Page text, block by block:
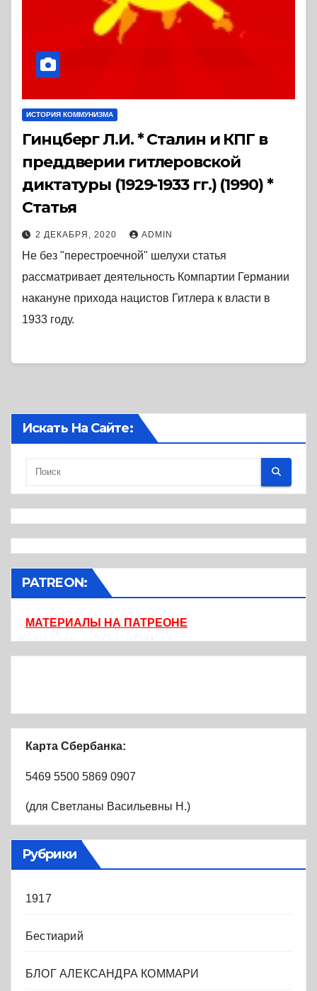
ИСТОРИЯ КОММУНИЗМА
Гинцберг Л.И. * Сталин и КПГ в
преддверии гитлеровской
диктатуры (1929-1933 гг.) (1990) *
Статья
2 ДЕКАБРЯ, 2020 ADMIN
Не без "перестроечной" шелухи статья
рассматривает деятельность Компартии Германии
накануне прихода нацистов Гитлера к власти в
1933 году.
Искать На Сайте:
PATREON:
МАТЕРИАЛЫ НА ПАТРЕОНЕ
Карта Сбербанка:
5469 5500 5869 0907
(для Светланы Васильевны Н.)
Рубрики
1917
Бестиарий
БЛОГ АЛЕКСАНДРА КОММАРИ